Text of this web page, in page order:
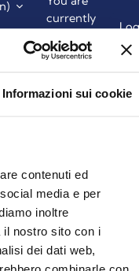
Informazioni sui cookie
contenuti ed
media e per
inoltre
il nostro sito con i
dei dati web,
currently
guest
access
in
di Catanzaro